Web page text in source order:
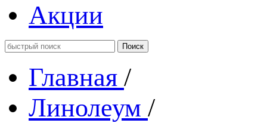
Акции
Главная /
Линолеум /